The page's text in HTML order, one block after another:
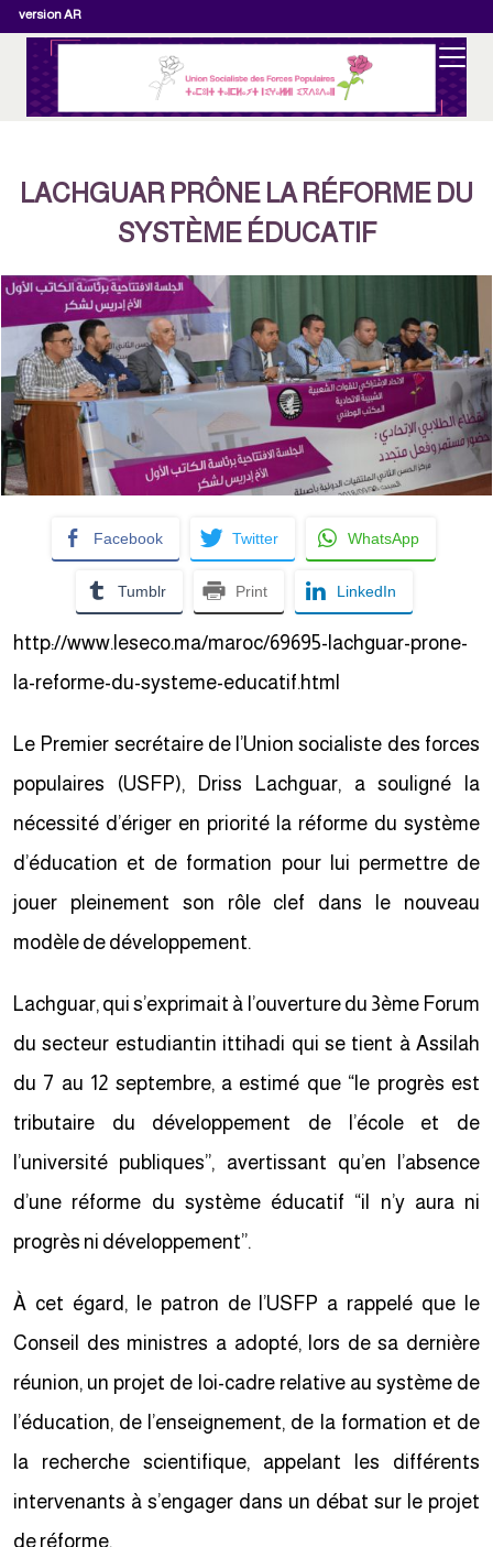
version AR
LACHGUAR PRÔNE LA RÉFORME DU
SYSTÈME ÉDUCATIF
Facebook Twitter WhatsApp
Tumblr Print LinkedIn
http://www.leseco.ma/maroc/69695-lachguar-prone-
la-reforme-du-systeme-educatif.html
Le Premier secrétaire de l’Union socialiste des forces
populaires (USFP), Driss Lachguar, a souligné la
nécessité d’ériger en priorité la réforme du système
d’éducation et de formation pour lui permettre de
jouer pleinement son rôle clef dans le nouveau
modèle de développement.
Lachguar, qui s’exprimait à l’ouverture du 3ème Forum
du secteur estudiantin ittihadi qui se tient à Assilah
du 7 au 12 septembre, a estimé que “le progrès est
tributaire du développement de l’école et de
l’université publiques”, avertissant qu’en l’absence
d’une réforme du système éducatif “il n’y aura ni
progrès ni développement”.
À cet égard, le patron de l’USFP a rappelé que le
Conseil des ministres a adopté, lors de sa dernière
réunion, un projet de loi-cadre relative au système de
l’éducation, de l’enseignement, de la formation et de
la recherche scientifique, appelant les différents
intervenants à s’engager dans un débat sur le projet
de réforme.